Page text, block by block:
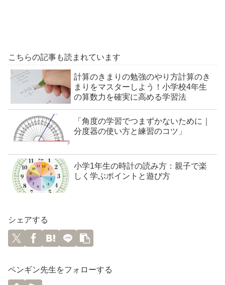
こちらの記事も読まれています
計算のきまりの勉強のやり方計算のき
まりをマスターしよう！小学校4年生
の算数力を確実に高める学習法
「角度の学習でつまずかないために｜
分度器の使い方と練習のコツ」
小学1年生の時計の読み方：親子で楽
しく学ぶポイントと遊び方
シェアする
ペンギン先生をフォローする